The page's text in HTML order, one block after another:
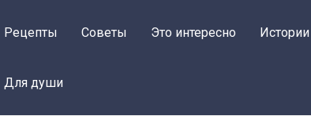
Рецепты Советы Это интересно Истории
Для души